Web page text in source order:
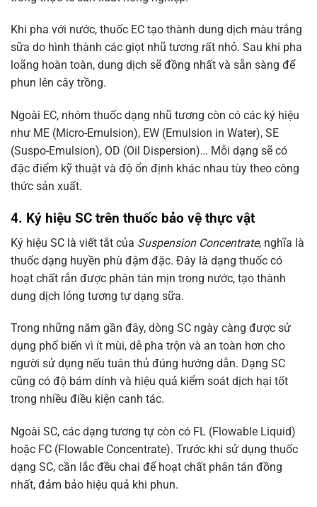
Khi pha với nước, thuốc EC tạo thành dung dịch màu trắng
sữa do hình thành các giọt nhũ tương rất nhỏ. Sau khi pha
loãng hoàn toàn, dung dịch sẽ đồng nhất và sẵn sàng để
phun lên cây trồng.
Ngoài EC, nhóm thuốc dạng nhũ tương còn có các ký hiệu
như ME (Micro-Emulsion), EW (Emulsion in Water), SE
(Suspo-Emulsion), OD (Oil Dispersion)… Mỗi dạng sẽ có
đặc điểm kỹ thuật và độ ổn định khác nhau tùy theo công
thức sản xuất.
4. Ký hiệu SC trên thuốc bảo vệ thực vật
Ký hiệu SC là viết tắt của Suspension Concentrate, nghĩa là
thuốc dạng huyền phù đậm đặc. Đây là dạng thuốc có
hoạt chất rắn được phân tán mịn trong nước, tạo thành
dung dịch lỏng tương tự dạng sữa.
Trong những năm gần đây, dòng SC ngày càng được sử
dụng phổ biến vì ít mùi, dễ pha trộn và an toàn hơn cho
người sử dụng nếu tuân thủ đúng hướng dẫn. Dạng SC
cũng có độ bám dính và hiệu quả kiểm soát dịch hại tốt
trong nhiều điều kiện canh tác.
Ngoài SC, các dạng tương tự còn có FL (Flowable Liquid)
hoặc FC (Flowable Concentrate). Trước khi sử dụng thuốc
dạng SC, cần lắc đều chai để hoạt chất phân tán đồng
nhất, đảm bảo hiệu quả khi phun.